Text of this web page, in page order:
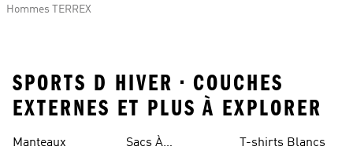
Hommes TERREX
SPORTS D HIVER • COUCHES
EXTERNES ET PLUS À EXPLORER
Manteaux
Sacs À
T-shirts Blancs